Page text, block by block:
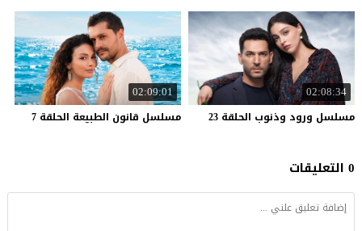
02:08:34
مسلسل ورود وذنوب الحلقة 23
02:09:01
مسلسل قانون الطبيعة الحلقة 7
0 التعليقات